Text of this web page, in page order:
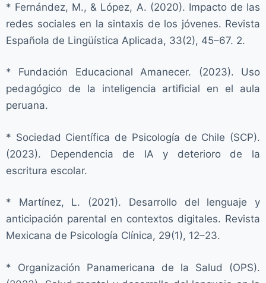
* Fernández, M., & López, A. (2020). Impacto de las
redes sociales en la sintaxis de los jóvenes. Revista
Española de Lingüística Aplicada, 33(2), 45–67. 2.
* Fundación Educacional Amanecer. (2023). Uso
pedagógico de la inteligencia artificial en el aula
peruana.
* Sociedad Científica de Psicología de Chile (SCP).
(2023). Dependencia de IA y deterioro de la
escritura escolar.
* Martínez, L. (2021). Desarrollo del lenguaje y
anticipación parental en contextos digitales. Revista
Mexicana de Psicología Clínica, 29(1), 12–23.
* Organización Panamericana de la Salud (OPS).